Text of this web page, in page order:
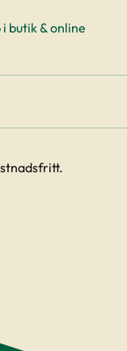
butik & online